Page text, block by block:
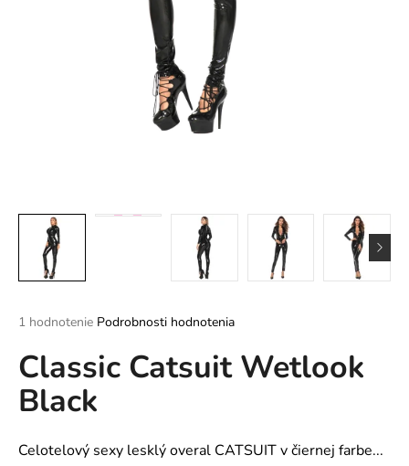
Priemerné
produktu
je
5,0
z
hviezdičiek.
1 hodnotenie Podrobnosti hodnotenia
Classic Catsuit Wetlook
Black
Celotelový sexy lesklý overal CATSUIT v čiernej farbe...
HĽADAŤ
d
p
o
r
ú
č
m